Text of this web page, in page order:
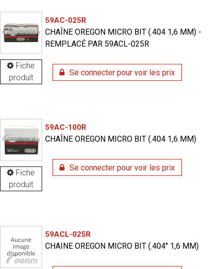
Fiche
produit
59AC-025R
CHAÎNE OREGON MICRO BIT (.404 1,6 MM) -
REMPLACÉ PAR 59ACL-025R
Se connecter pour voir les prix
Fiche
produit
59AC-100R
CHAÎNE OREGON MICRO BIT (.404 1,6 MM)
Se connecter pour voir les prix
59ACL-025R
CHAINE OREGON MICRO BIT (.404'' 1,6 MM)